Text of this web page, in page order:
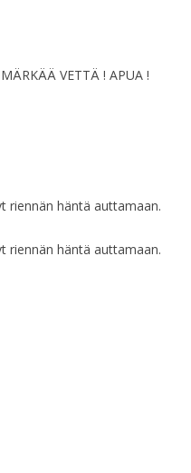
VETTÄ ! APUA !
riennän häntä auttamaan.
riennän häntä auttamaan.